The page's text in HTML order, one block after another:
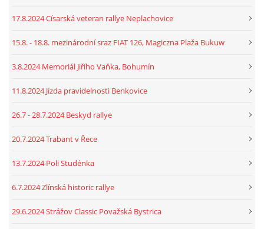
17.8.2024 Císarská veteran rallye Neplachovice
15.8. - 18.8. mezinárodní sraz FIAT 126, Magiczna Plaža Bukuw
3.8.2024 Memoriál Jiřího Vaňka, Bohumín
11.8.2024 Jízda pravidelnosti Benkovice
26.7 - 28.7.2024 Beskyd rallye
20.7.2024 Trabant v Řece
13.7.2024 Poli Studénka
6.7.2024 Zlínská historic rallye
29.6.2024 Strážov Classic Považská Bystrica